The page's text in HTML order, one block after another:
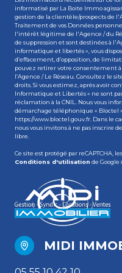
informatisé par La Boite Immo
gestion de la clientèle/prospects de
Traitement de vos Données
l'intérêt légitime de l'Agence / du
de suppression et sont destinées à
informatique et libertés », vous
d’effacement, d’opposition, de
pouvez retirer votre consentement
l’Agence / Le Réseau. Consultez le
droits. Si vous estimez, après avoir
Informatique et Libertés » ne sont
réclamation à la CNIL. Nous vous
démarchage téléphonique « Bloctel
https://www.bloctel.gouv.fr . Dans le
nous vous invitons à ne pas inscrire
libre.
Ce site est protégé par reCAPTCHA, les
Conditions d'utilisation de Google
MIDI